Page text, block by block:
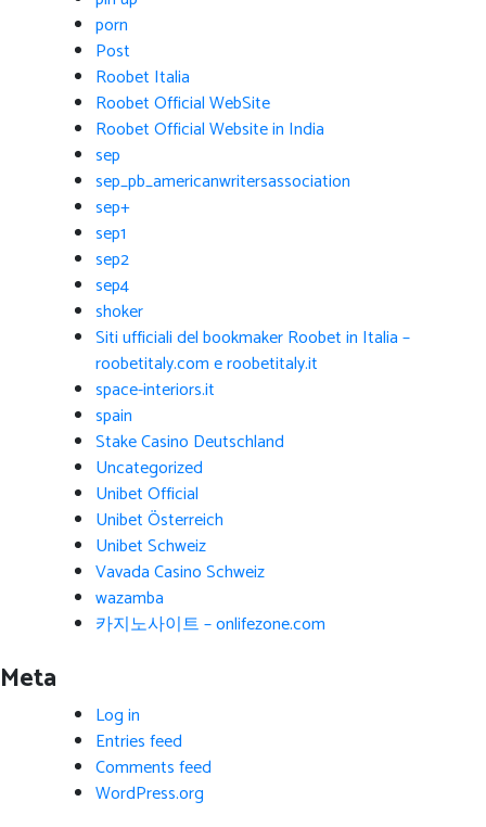
porn
Post
Roobet Italia
Roobet Official WebSite
Roobet Official Website in India
sep
sep_pb_americanwritersassociation
sep+
sep1
sep2
sep4
shoker
Siti ufficiali del bookmaker Roobet in Italia –
roobetitaly.com e roobetitaly.it
space-interiors.it
spain
Stake Casino Deutschland
Uncategorized
Unibet Official
Unibet Österreich
Unibet Schweiz
Vavada Casino Schweiz
wazamba
카지노사이트 – onlifezone.com
Meta
Log in
Entries feed
Comments feed
WordPress.org